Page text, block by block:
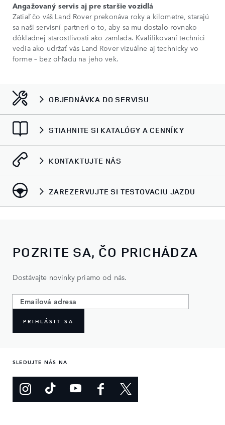
Angažovaný servis aj pre staršie vozidlá
Zatiaľ čo váš Land Rover prekonáva roky a kilometre, starajú
sa naši servisní partneri o to, aby sa mu dostalo rovnako
dôkladnej starostlivosti ako zamlada. Kvalifikovaní technici
vedia ako udržať vás Land Rover vizuálne aj technicky vo
forme – bez ohľadu na jeho vek.
OBJEDNÁVKA DO SERVISU
STIAHNITE SI KATALÓGY A CENNÍKY
KONTAKTUJTE NÁS
ZAREZERVUJTE SI TESTOVACIU JAZDU
POZRITE SA, ČO PRICHÁDZA
Dostávajte novinky priamo od nás.
PRIHLÁSIŤ SA
SLEDUJTE NÁS NA